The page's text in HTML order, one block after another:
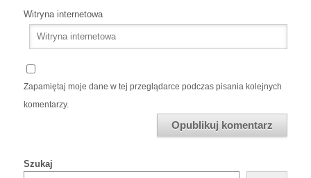
Witryna internetowa
Zapamiętaj moje dane w tej przeglądarce podczas pisania kolejnych
komentarzy.
Szukaj